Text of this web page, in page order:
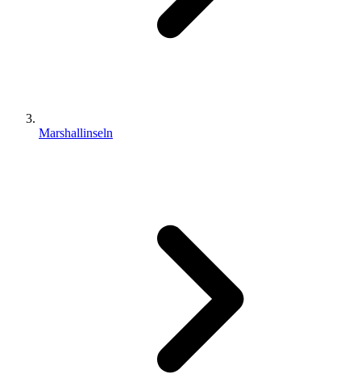
Marshallinseln